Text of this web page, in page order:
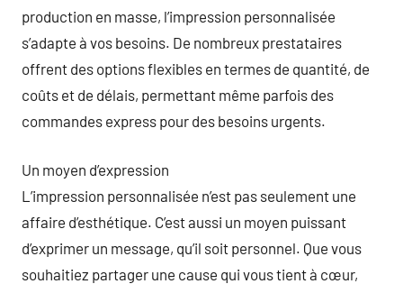
production en masse, l’impression personnalisée
s’adapte à vos besoins. De nombreux prestataires
offrent des options flexibles en termes de quantité, de
coûts et de délais, permettant même parfois des
commandes express pour des besoins urgents.
Un moyen d’expression
L’impression personnalisée n’est pas seulement une
affaire d’esthétique. C’est aussi un moyen puissant
d’exprimer un message, qu’il soit personnel. Que vous
souhaitiez partager une cause qui vous tient à cœur,